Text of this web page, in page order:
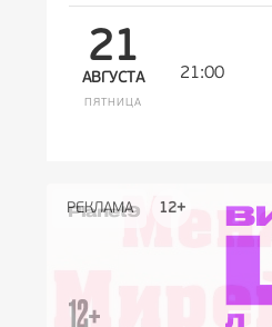
21
АВГУСТА
ПЯТНИЦА
21:00
РЕКЛАМА 16+
РЕКЛАМА 16+
РЕКЛАМА 12+
РЕКЛАМА
РЕКЛАМА 0+
РЕКЛАМА 18+